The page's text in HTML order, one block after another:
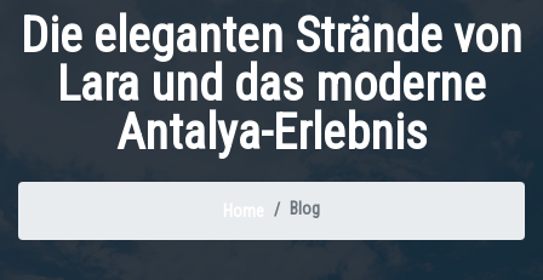
Die eleganten Strände von
Lara und das moderne
Antalya-Erlebnis
Blog